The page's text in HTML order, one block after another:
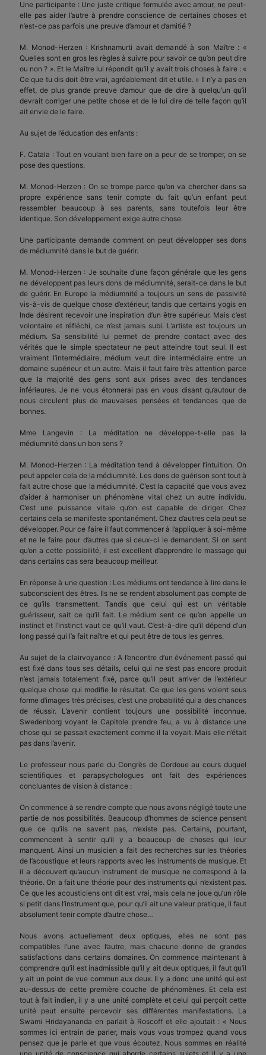
Une participante : Une juste critique formulée avec amour, ne peut-
elle pas aider l’autre à prendre conscience de certaines choses et
n’est-ce pas parfois une preuve d’amour et d’amitié ?
M. Monod-Herzen : Krishnamurti avait demandé à son Maître : «
Quelles sont en gros les règles à suivre pour savoir ce qu’on peut dire
ou non ? ». Et le Maître lui répondit qu’il y avait trois choses à faire : «
Ce que tu dis doit être vrai, agréablement dit et utile. » Il n’y a pas en
effet, de plus grande preuve d’amour que de dire à quelqu’un qu’il
devrait corriger une petite chose et de le lui dire de telle façon qu’il
ait envie de le faire.
Au sujet de l’éducation des enfants :
F. Catala : Tout en voulant bien faire on a peur de se tromper, on se
pose des questions.
M. Monod-Herzen : On se trompe parce qu’on va chercher dans sa
propre expérience sans tenir compte du fait qu’un enfant peut
ressembler beaucoup à ses parents, sans toutefois leur être
identique. Son développement exige autre chose.
Une participante demande comment on peut développer ses dons
de médiumnité dans le but de guérir.
M. Monod-Herzen : Je souhaite d’une façon générale que les gens
ne développent pas leurs dons de médiumnité, serait-ce dans le but
de guérir. En Europe la médiumnité a toujours un sens de passivité
vis-à-vis de quelque chose d’extérieur, tandis que certains yogis en
Inde désirent recevoir une inspiration d’un être supérieur. Mais c’est
volontaire et réfléchi, ce n’est jamais subi. L’artiste est toujours un
médium. Sa sensibilité lui permet de prendre contact avec des
vérités que le simple spectateur ne peut atteindre tout seul. Il est
vraiment l’intermédiaire, médium veut dire intermédiaire entre un
domaine supérieur et un autre. Mais il faut faire très attention parce
que la majorité des gens sont aux prises avec des tendances
inférieures. Je ne vous étonnerai pas en vous disant qu’autour de
nous circulent plus de mauvaises pensées et tendances que de
bonnes.
Mme Langevin : La méditation ne développe-t-elle pas la
médiumnité dans un bon sens ?
M. Monod-Herzen : La méditation tend à développer l’intuition. On
peut appeler cela de la médiumnité. Les dons de guérison sont tout à
fait autre chose que la médiumnité. C’est la capacité que vous avez
d’aider à harmoniser un phénomène vital chez un autre individu.
C’est une puissance vitale qu’on est capable de diriger. Chez
certains cela se manifeste spontanément. Chez d’autres cela peut se
développer. Pour ce faire il faut commencer à l’appliquer à soi-même
et ne le faire pour d’autres que si ceux-ci le demandent. Si on sent
qu’on a cette possibilité, il est excellent d’apprendre le massage qui
dans certains cas sera beaucoup meilleur.
En réponse à une question : Les médiums ont tendance à lire dans le
subconscient des êtres. Ils ne se rendent absolument pas compte de
ce qu’ils transmettent. Tandis que celui qui est un véritable
guérisseur, sait ce qu’il fait. Le médium sent ce qu’on appelle un
instinct et l’instinct vaut ce qu’il vaut. C’est-à-dire qu’il dépend d’un
long passé qui l’a fait naître et qui peut être de tous les genres.
Au sujet de la clairvoyance : A l’encontre d’un événement passé qui
est fixé dans tous ses détails, celui qui ne s’est pas encore produit
n’est jamais totalement fixé, parce qu’il peut arriver de l’extérieur
quelque chose qui modifie le résultat. Ce que les gens voient sous
forme d’images très précises, c’est une probabilité qui a des chances
de réussir. L’avenir contient toujours une possibilité inconnue.
Swedenborg voyant le Capitole prendre feu, a vu à distance une
chose qui se passait exactement comme il la voyait. Mais elle n’était
pas dans l’avenir.
Le professeur nous parle du Congrès de Cordoue au cours duquel
scientifiques et parapsychologues ont fait des expériences
concluantes de vision à distance :
On commence à se rendre compte que nous avons négligé toute une
partie de nos possibilités. Beaucoup d’hommes de science pensent
que ce qu’ils ne savent pas, n’existe pas. Certains, pourtant,
commencent à sentir qu’il y a beaucoup de choses qui leur
manquent. Ainsi un musicien a fait des recherches sur les théories
de l’acoustique et leurs rapports avec les instruments de musique. Et
il a découvert qu’aucun instrument de musique ne correspond à la
théorie. On a fait une théorie pour des instruments qui n’existent pas.
Ce que les acousticiens ont dit est vrai, mais cela ne joue qu’un rôle
si petit dans l’instrument que, pour qu’il ait une valeur pratique, il faut
absolument tenir compte d’autre chose…
Nous avons actuellement deux optiques, elles ne sont pas
compatibles l’une avec l’autre, mais chacune donne de grandes
satisfactions dans certains domaines. On commence maintenant à
comprendre qu’il est inadmissible qu’il y ait deux optiques, il faut qu’il
y ait un point de vue commun aux deux. Il y a donc une unité qui est
au-dessus de cette première couche de phénomènes. Et cela est
tout à fait indien, il y a une unité complète et celui qui perçoit cette
unité peut ensuite percevoir ses différentes manifestations. La
Swami Hridayananda en parlait à Roscoff et elle ajoutait : « Nous
sommes ici entrain de parler, mais vous vous trompez quand vous
pensez que je parle et que vous écoutez. Nous sommes en réalité